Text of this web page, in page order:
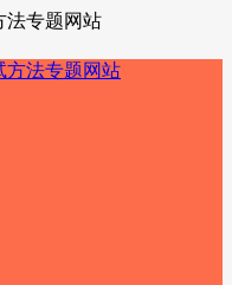
法专题网站